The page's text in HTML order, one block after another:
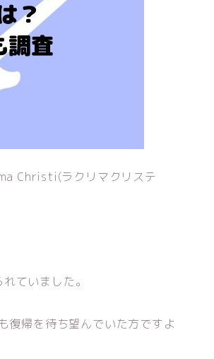
Christi(ラクリマクリステ
ていました。
復帰を待ち望んでいた方ですよ